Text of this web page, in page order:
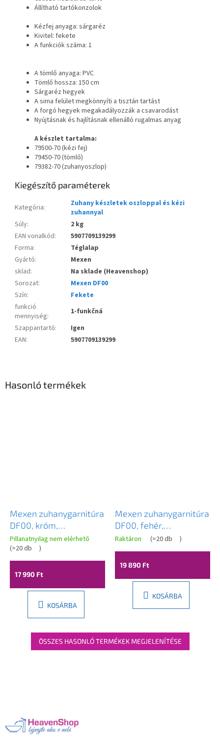
Állítható tartókonzolok
Kézfej anyaga: sárgaréz
Kivitel: fekete
A funkciók száma: 1
A tömlő anyaga: PVC
Tömlő hossza: 150 cm
Sárgaréz hegyek
A sima felület megkönnyíti a tisztán tartást
A forgó hegyek megakadályozzák a csavarodást
Nyújtásnak és hajlításnak ellenálló rugalmas anyag
A készlet tartalma:
79500-70 (kézi fej)
79450-70 (tömlő)
79382-70 (zuhanyoszlop)
Kiegészítő paraméterek
Kategória:
Zuhany készletek oszloppal és kézi
zuhannyal
Súly:
2 kg
EAN vonalkód:
5907709139299
Forma:
Téglalap
Gyártó:
Mexen
sklad:
Na sklade (Heavenshop)
Sorozat:
Mexen DF00
Szín:
Fekete
funkció
mennyiség:
1-funkčná
Szappantartó:
Igen
EAN: 5907709139299
Hasonló termékek
Mexen zuhanygarnitúra
DF00, króm,
785004582-00
Pillanatnyilag nem elérhető
(>20 db )
17 990 Ft
KOSÁRBA
Mexen zuhanygarnitúra
DF00, fehér,
785004582-20
Raktáron (>20 db )
19 890 Ft
KOSÁRBA
ÖSSZES HASONLÓ TERMÉKEK MEGJELENÍTÉSE